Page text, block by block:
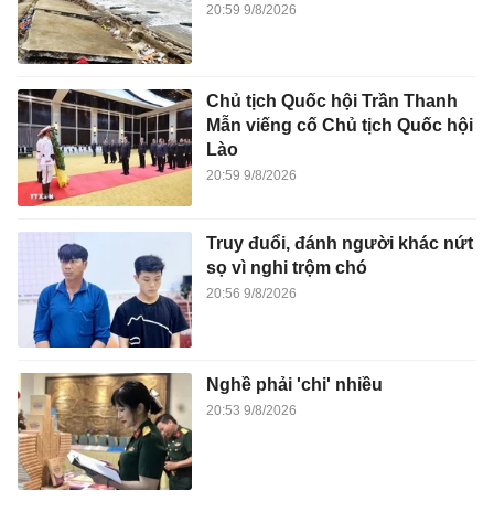
20:59 9/8/2026
Chủ tịch Quốc hội Trần Thanh
Mẫn viếng cố Chủ tịch Quốc hội
Lào
20:59 9/8/2026
Truy đuổi, đánh người khác nứt
sọ vì nghi trộm chó
20:56 9/8/2026
Nghề phải 'chi' nhiều
20:53 9/8/2026